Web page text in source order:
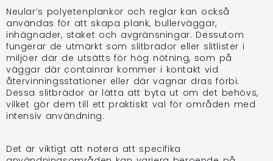
Neular’s polyetenplankor och reglar kan också
användas för att skapa plank, bullerväggar,
inhägnader, staket och avgränsningar. Dessutom
fungerar de utmärkt som slitbrädor eller slitlister i
miljöer där de utsätts för hög nötning, som på
väggar där containrar kommer i kontakt vid
återvinningsstationer eller där vagnar dras förbi.
Dessa slitbrädor är lätta att byta ut om det behövs,
vilket gör dem till ett praktiskt val för områden med
intensiv användning.
Det är viktigt att notera att specifika